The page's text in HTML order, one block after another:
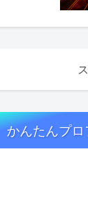
かんたんプ